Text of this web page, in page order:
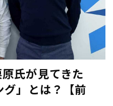
氏が見てきた
グ」とは？【前